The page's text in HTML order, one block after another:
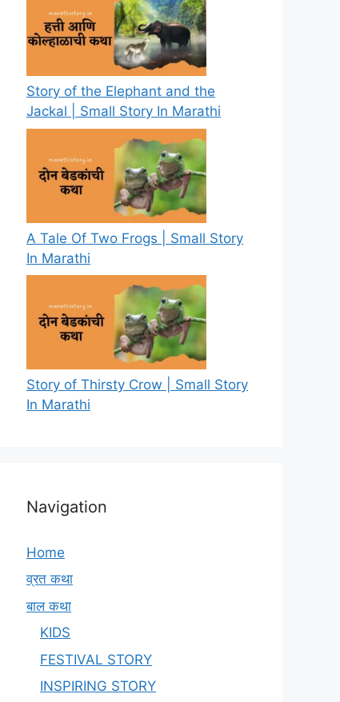
Story of the Elephant and the
Jackal | Small Story In Marathi
A Tale Of Two Frogs | Small Story
In Marathi
Story of Thirsty Crow | Small Story
In Marathi
Navigation
Home
व्रत कथा
बाल कथा
KIDS
FESTIVAL STORY
INSPIRING STORY